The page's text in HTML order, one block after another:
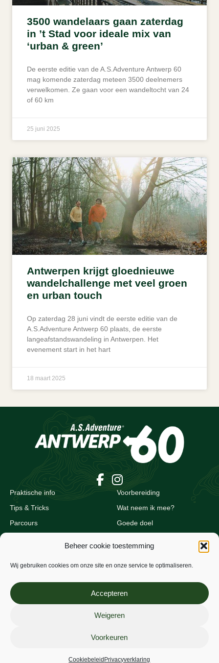
Beheer cookie toestemming
Wij gebruiken cookies om onze site en onze service te optimaliseren.
Accepteren
Weigeren
Voorkeuren
Cookiebeleid Privacyverklaring
3500 wandelaars gaan zaterdag
in ’t Stad voor ideale mix van
‘urban & green’
De eerste editie van de A.S.Adventure Antwerp 60
mag komende zaterdag meteen 3500 deelnemers
verwelkomen. Ze gaan voor een wandeltocht van 24
of 60 km
25 juni 2025
Antwerpen krijgt gloednieuwe
wandelchallenge met veel groen
en urban touch
Op zaterdag 28 juni vindt de eerste editie van de
A.S.Adventure Antwerp 60 plaats, de eerste
langeafstandswandeling in Antwerpen. Het
evenement start in het hart
18 maart 2025
Praktische info
Tips & Tricks
Parcours
Voorbereiding
Wat neem ik mee?
Goede doel
Algemene voorwaarden
Privacybeleid
© Copyright Golazo Sports NV